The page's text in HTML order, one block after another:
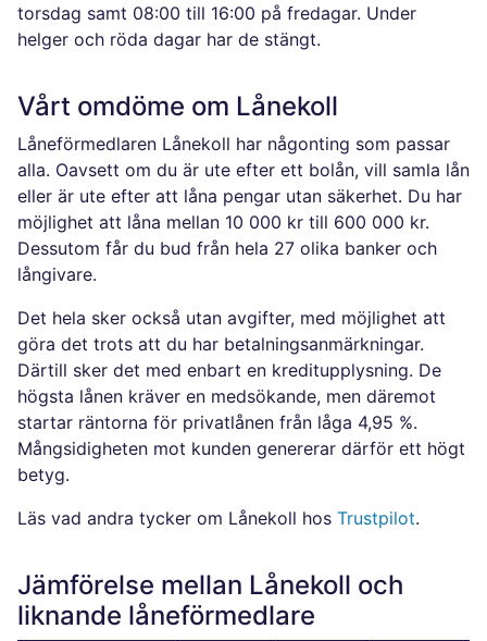
torsdag samt 08:00 till 16:00 på fredagar. Under
helger och röda dagar har de stängt.
Vårt omdöme om Lånekoll
Låneförmedlaren Lånekoll har någonting som passar
alla. Oavsett om du är ute efter ett bolån, vill samla lån
eller är ute efter att låna pengar utan säkerhet. Du har
möjlighet att låna mellan 10 000 kr till 600 000 kr.
Dessutom får du bud från hela 27 olika banker och
långivare.
Det hela sker också utan avgifter, med möjlighet att
göra det trots att du har betalningsanmärkningar.
Därtill sker det med enbart en kreditupplysning. De
högsta lånen kräver en medsökande, men däremot
startar räntorna för privatlånen från låga 4,95 %.
Mångsidigheten mot kunden genererar därför ett högt
betyg.
Läs vad andra tycker om Lånekoll hos Trustpilot.
Jämförelse mellan Lånekoll och
liknande låneförmedlare